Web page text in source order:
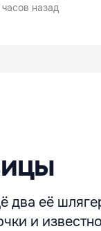
назад
два её
и